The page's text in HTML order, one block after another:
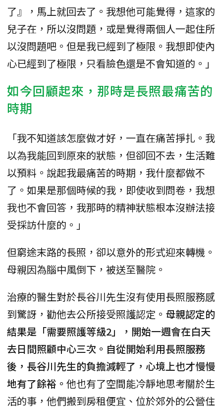
了』，馬上就回去了。我想他可能覺得，這家的
兒子在，所以沒問題，或是覺得兩個人一起住所
以沒問題吧。但是我已經到了極限。我想即使內
心已經到了極限，只看臉色還是不會知道的。」
如今回顧起來，那時是長照最痛苦的
時期
「我不知道該怎麼做才好，一直在痛苦掙扎。我
以為我能回到原來的狀態，但卻回不去，生活難
以預料。說起我最痛苦的時期，我什麼都做不
了。如果是那個時候的我，即使收到問卷，我想
我也不會回答，我那時的精神狀態根本沒辦法接
受採訪什麼的。」
但窮途末路的長照，卻以意外的形式迎來轉機。
母親因為腦中風倒下，被送至醫院。
治療的醫生對於長谷川先生沒有使用長照服務感
到驚訝，勸他去公所接受照護認定。 母親認定的
結果是「需要照護等級2」，開始一週會在白天
去日間照顧中心三次。自從開始利用長照服務
後，長谷川先生的負擔減輕了，心境上也才慢慢
地有了餘裕。 他也有了空間能冷靜地思考關於生
活的事，他們搬到房租便宜、位於郊外的公營住